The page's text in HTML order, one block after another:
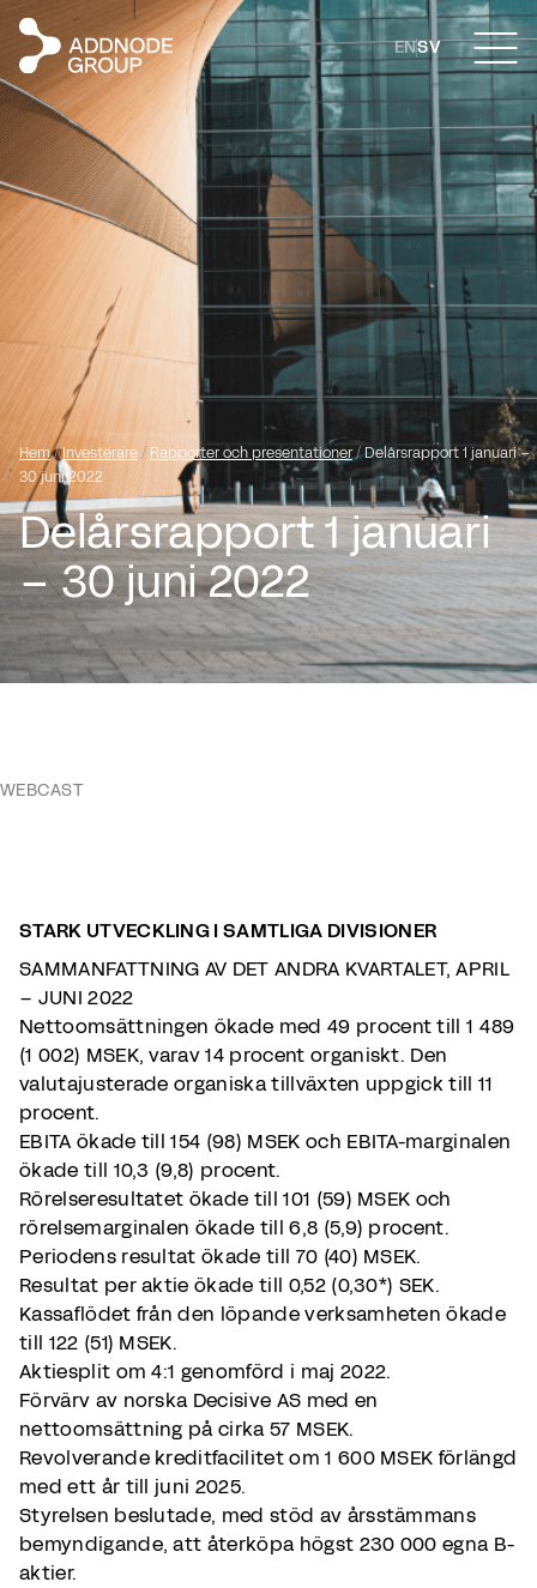
ENSV
Hem/ Investerare/ Rapporter och presentationer/Delårsrapport 1 januari –
30 juni 2022
Delårsrapport 1 januari
– 30 juni 2022
WEBCAST
STARK UTVECKLING I SAMTLIGA DIVISIONER
SAMMANFATTNING AV DET ANDRA KVARTALET, APRIL
– JUNI 2022
Nettoomsättningen ökade med 49 procent till 1 489
(1 002) MSEK, varav 14 procent organiskt. Den
valutajusterade organiska tillväxten uppgick till 11
procent.
EBITA ökade till 154 (98) MSEK och EBITA-marginalen
ökade till 10,3 (9,8) procent.
Rörelseresultatet ökade till 101 (59) MSEK och
rörelsemarginalen ökade till 6,8 (5,9) procent.
Periodens resultat ökade till 70 (40) MSEK.
Resultat per aktie ökade till 0,52 (0,30*) SEK.
Kassaflödet från den löpande verksamheten ökade
till 122 (51) MSEK.
Aktiesplit om 4:1 genomförd i maj 2022.
Förvärv av norska Decisive AS med en
nettoomsättning på cirka 57 MSEK.
Revolverande kreditfacilitet om 1 600 MSEK förlängd
med ett år till juni 2025.
Styrelsen beslutade, med stöd av årsstämmans
bemyndigande, att återköpa högst 230 000 egna B-
aktier.